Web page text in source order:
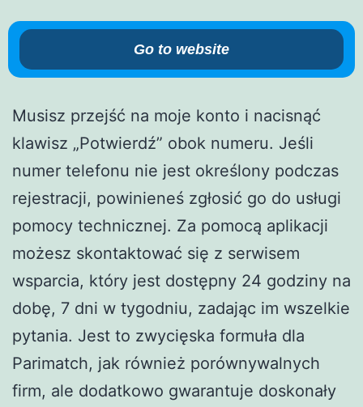
Go to website
Musisz przejść na moje konto i nacisnąć
klawisz „Potwierdź” obok numeru. Jeśli
numer telefonu nie jest określony podczas
rejestracji, powinieneś zgłosić go do usługi
pomocy technicznej. Za pomocą aplikacji
możesz skontaktować się z serwisem
wsparcia, który jest dostępny 24 godziny na
dobę, 7 dni w tygodniu, zadając im wszelkie
pytania. Jest to zwycięska formuła dla
Parimatch, jak również porównywalnych
firm, ale dodatkowo gwarantuje doskonały